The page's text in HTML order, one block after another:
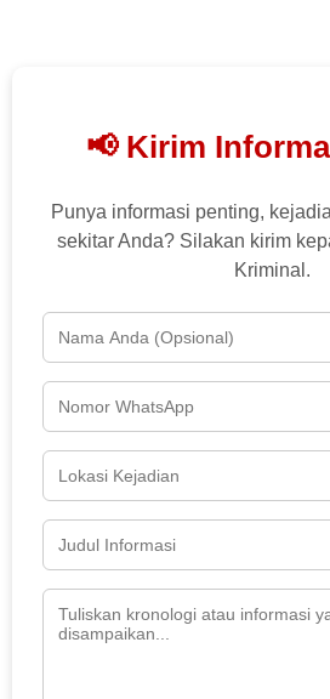
📢 Kirim
Punya informasi penting,
sekitar Anda? Silakan kirim
Kriminal.